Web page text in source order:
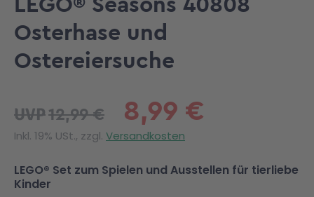
Osterhase und
Ostereiersuche
8,99 €
UVP12,99 €
Inkl. 19% USt., zzgl. Versandkosten
LEGO® Set zum Spielen und Ausstellen für tierliebe
Kinder